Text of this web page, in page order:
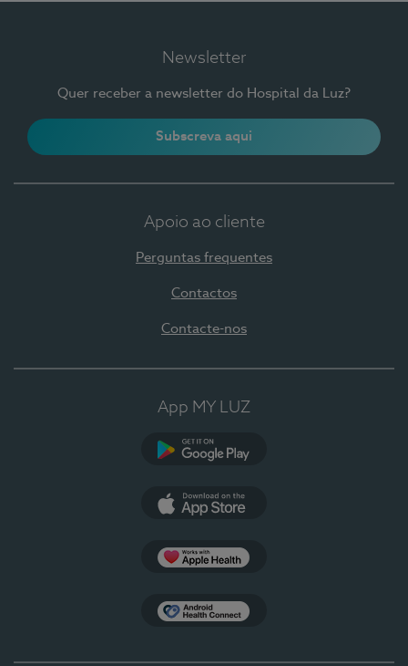
Newsletter
Quer receber a newsletter do Hospital da Luz?
Subscreva aqui
Apoio ao cliente
Perguntas frequentes
Contactos
Contacte-nos
App MY LUZ